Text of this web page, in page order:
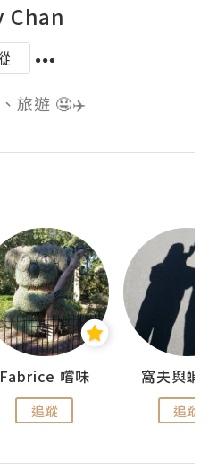
Chan
旅遊 🤤✈️
Fabrice 嚐味
追蹤
窩夫與蝦
追蹤